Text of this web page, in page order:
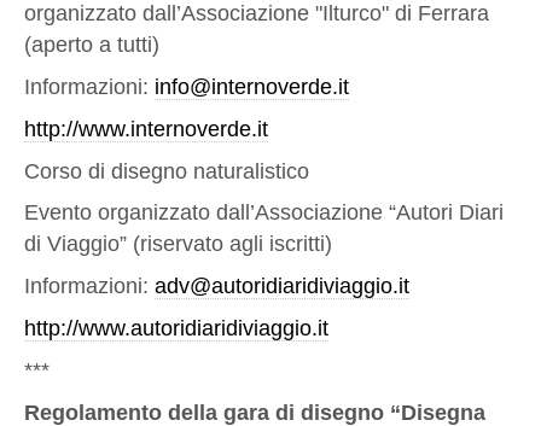
organizzatodall’Associazione "Ilturco" di Ferrara
(aperto a tutti)
Informazioni: info@internoverde.it
http://www.internoverde.it
Corso di disegno naturalistico
Evento organizzato dall’Associazione “Autori Diari
di Viaggio” (riservato agli iscritti)
Informazioni:adv@autoridiaridiviaggio.it
http://www.autoridiaridiviaggio.it
***
Regolamento della gara di disegno “Disegna